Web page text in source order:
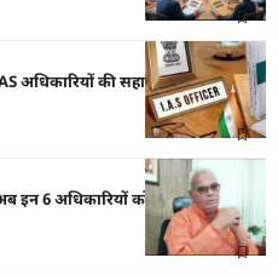
अधिकारियों की सहायक कलेक्टर के
इन 6 अधिकारियों को ही विभाग के